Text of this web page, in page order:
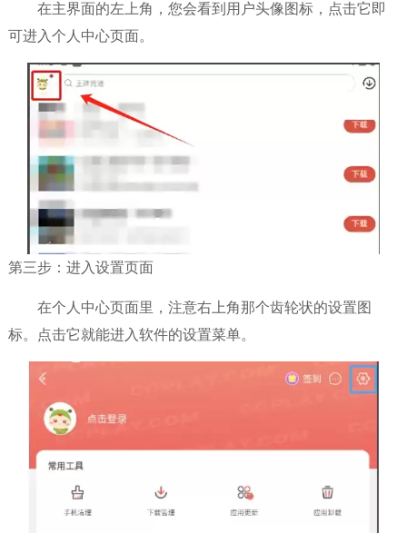
在主界面的左上角，您会看到用户头像图标，点击它即
可进入个人中心页面。
第三步：进入设置页面
在个人中心页面里，注意右上角那个齿轮状的设置图
标。点击它就能进入软件的设置菜单。